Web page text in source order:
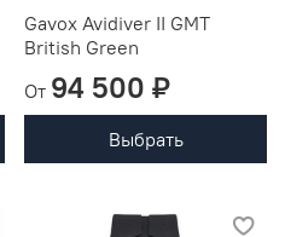
Gavox Avidiver II GMT
British Green
От 94 500 ₽
Выбрать